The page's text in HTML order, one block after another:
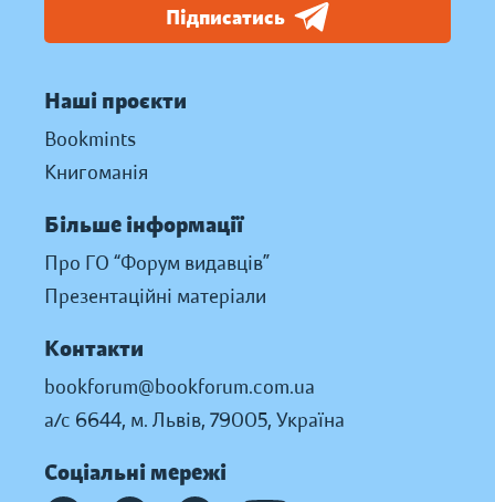
Підписатись
Наші проєкти
Bookmints
Книгоманія
Більше інформації
Про ГО “Форум видавців”
Презентаційні матеріали
Контакти
bookforum@bookforum.com.ua
а/с 6644, м. Львів, 79005, Україна
Соціальні мережі